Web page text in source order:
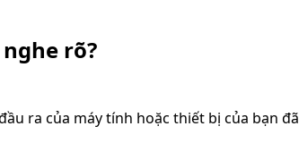
rõ?
ra của máy tính hoặc thiết bị của bạn